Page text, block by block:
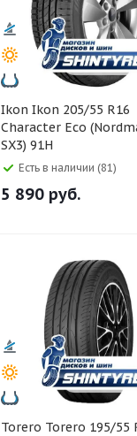
Ikon Ikon 205/55 R16
Character Eco
SX3) 91H
Есть в наличии (81)
5 890 руб.
Torero Torero 195/55 R15